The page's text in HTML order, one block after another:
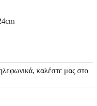
καλέστε μας στο